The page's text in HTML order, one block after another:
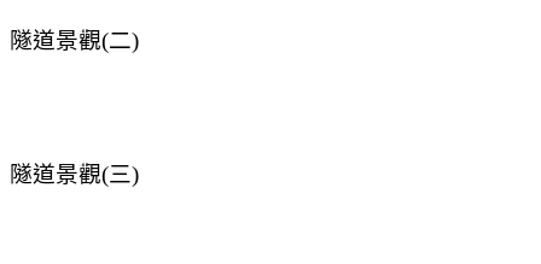
隧道景觀(二)
隧道景觀(三)